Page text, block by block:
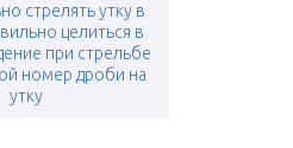
стрелять утку в
целиться в
при стрельбе
номер дроби на
утку